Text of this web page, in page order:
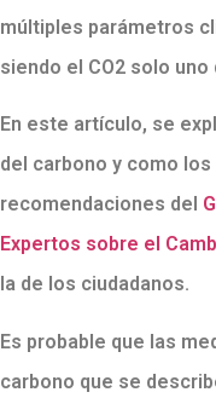
múltiples parámetros
siendo el CO2 solo uno
En este artículo, se
del carbono y como
recomendaciones del
Expertos sobre el
la de los ciudadanos.
Es probable que las
carbono que se